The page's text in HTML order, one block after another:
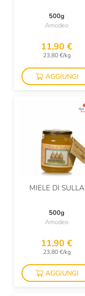
500g
Amodeo
11,90 €
23,80 €/kg
AGGIUNGI
MIELE DI SULLA
500g
Amodeo
11,90 €
23,80 €/kg
AGGIUNGI